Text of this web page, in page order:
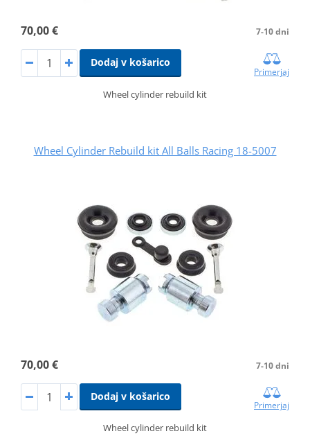
70,00 € 7-10 dni
Dodaj v košarico
Primerjaj
Wheel cylinder rebuild kit
Wheel Cylinder Rebuild kit All Balls Racing 18-5007
70,00 € 7-10 dni
Dodaj v košarico
Primerjaj
Wheel cylinder rebuild kit